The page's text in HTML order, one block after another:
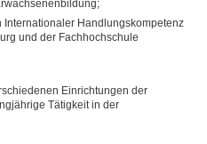
Handlungskompetenz
und der Fachhochschule
Einrichtungen der
Tätigkeit in der